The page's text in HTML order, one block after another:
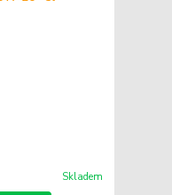
Skladem